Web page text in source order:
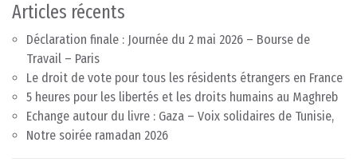
Articles récents
Déclaration finale : Journée du 2 mai 2026 – Bourse de
Travail – Paris
Le droit de vote pour tous les résidents étrangers en France
5 heures pour les libertés et les droits humains au Maghreb
Echange autour du livre : Gaza – Voix solidaires de Tunisie,
Notre soirée ramadan 2026